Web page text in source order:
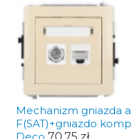
Mechanizm gniazda
F(SAT)+gniazdo
Deco 70,75 zł